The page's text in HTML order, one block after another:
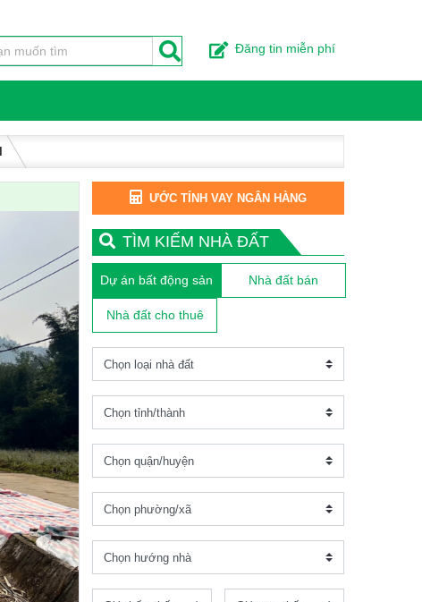
Đăng tin miễn phí
ƯỚC TÍNH VAY NGÂN HÀNG
TÌM KIẾM NHÀ ĐẤT
Dự án bất động sản Nhà đất bán
Nhà đất cho thuê